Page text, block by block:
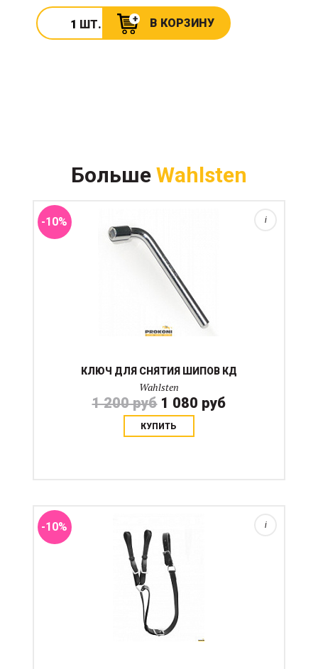
ШТ. В КОРЗИНУ
Больше Wahlsten
-10%
КЛЮЧ ДЛЯ СНЯТИЯ ШИПОВ КД
Wahlsten
1 200 руб 1 080 руб
КУПИТЬ
i
-10% i